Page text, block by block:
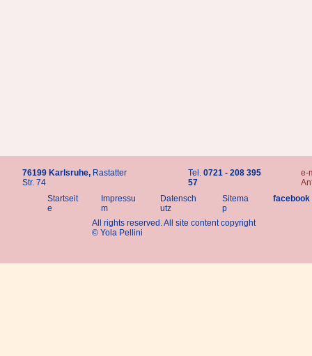
76199 Karlsruhe, Rastatter
Str. 74
Tel. 0721 - 208 395
57
e-
Startseit
e
Impressu
m
Datensch
utz
Sitema
p
facebook
All rights reserved. All site content copyright
© Yola Pellini